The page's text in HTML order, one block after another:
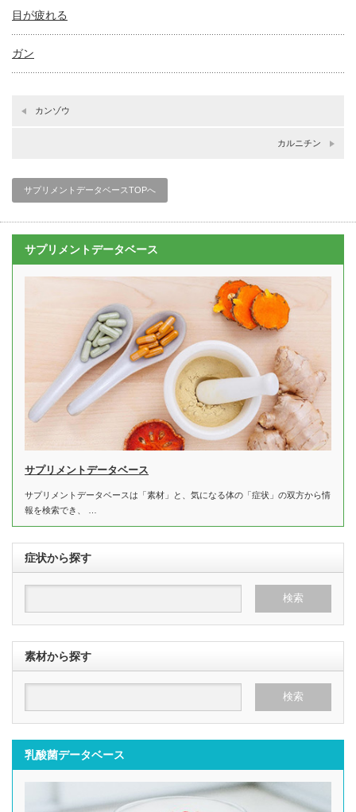
目が疲れる
ガン
カンゾウ
カルニチン
サプリメントデータベースTOPへ
サプリメントデータベース
サプリメントデータベース
サプリメントデータベースは「素材」と、気になる体の「症状」の双方から情
報を検索でき、 …
症状から探す
素材から探す
乳酸菌データベース